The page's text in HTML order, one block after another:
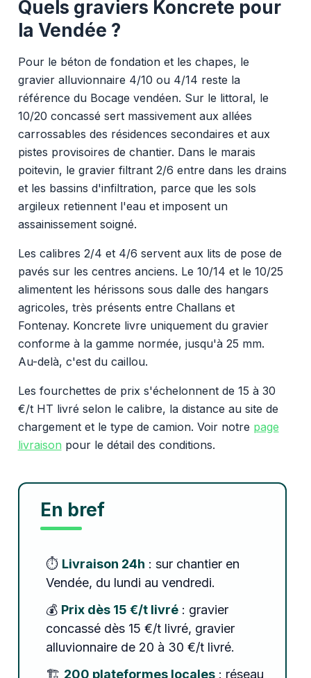
Quels graviers Koncrete pour
la Vendée ?
Pour le béton de fondation et les chapes, le
gravier alluvionnaire 4/10 ou 4/14 reste la
référence du Bocage vendéen. Sur le littoral, le
10/20 concassé sert massivement aux allées
carrossables des résidences secondaires et aux
pistes provisoires de chantier. Dans le marais
poitevin, le gravier filtrant 2/6 entre dans les drains
et les bassins d'infiltration, parce que les sols
argileux retiennent l'eau et imposent un
assainissement soigné.
Les calibres 2/4 et 4/6 servent aux lits de pose de
pavés sur les centres anciens. Le 10/14 et le 10/25
alimentent les hérissons sous dalle des hangars
agricoles, très présents entre Challans et
Fontenay. Koncrete livre uniquement du gravier
conforme à la gamme normée, jusqu'à 25 mm.
Au-delà, c'est du caillou.
Les fourchettes de prix s'échelonnent de 15 à 30
€/t HT livré selon le calibre, la distance au site de
chargement et le type de camion. Voir notre page
livraison pour le détail des conditions.
En bref
⏱️ Livraison 24h : sur chantier en
Vendée, du lundi au vendredi.
💰 Prix dès 15 €/t livré: gravier
concassé dès 15 €/t livré, gravier
alluvionnaire de 20 à 30 €/t livré.
🏗️ 200 plateformes locales: réseau